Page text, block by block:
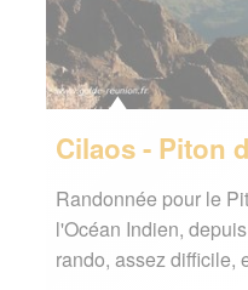
Cilaos - Piton
Randonnée pour le
l'Océan Indien,
rando, assez